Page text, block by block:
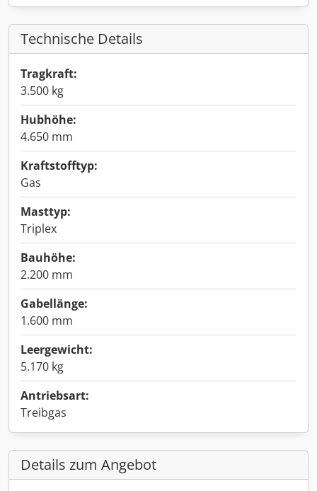
Technische Details
Tragkraft:
3.500 kg
Hubhöhe:
4.650 mm
Kraftstofftyp:
Gas
Masttyp:
Triplex
Bauhöhe:
2.200 mm
Gabellänge:
1.600 mm
Leergewicht:
5.170 kg
Antriebsart:
Treibgas
Details zum Angebot